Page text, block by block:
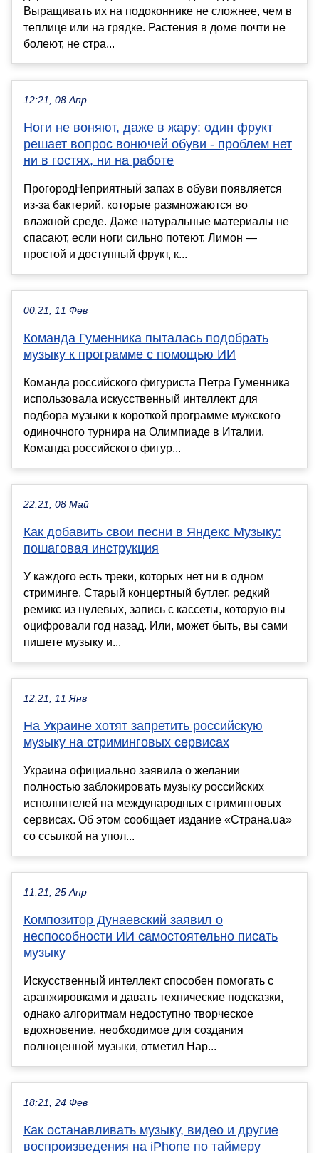
Выращивать их на подоконнике не сложнее, чем в
теплице или на грядке. Растения в доме почти не
болеют, не стра...
12:21, 08 Апр
Ноги не воняют, даже в жару: один фрукт
решает вопрос вонючей обуви - проблем нет
ни в гостях, ни на работе
ПрогородНеприятный запах в обуви появляется
из-за бактерий, которые размножаются во
влажной среде. Даже натуральные материалы не
спасают, если ноги сильно потеют. Лимон —
простой и доступный фрукт, к...
00:21, 11 Фев
Команда Гуменника пыталась подобрать
музыку к программе с помощью ИИ
Команда российского фигуриста Петра Гуменника
использовала искусственный интеллект для
подбора музыки к короткой программе мужского
одиночного турнира на Олимпиаде в Италии.
Команда российского фигур...
22:21, 08 Май
Как добавить свои песни в Яндекс Музыку:
пошаговая инструкция
У каждого есть треки, которых нет ни в одном
стриминге. Старый концертный бутлег, редкий
ремикс из нулевых, запись с кассеты, которую вы
оцифровали год назад. Или, может быть, вы сами
пишете музыку и...
12:21, 11 Янв
На Украине хотят запретить российскую
музыку на стриминговых сервисах
Украина официально заявила о желании
полностью заблокировать музыку российских
исполнителей на международных стриминговых
сервисах. Об этом сообщает издание «Страна.ua»
со ссылкой на упол...
11:21, 25 Апр
Композитор Дунаевский заявил о
неспособности ИИ самостоятельно писать
музыку
Искусственный интеллект способен помогать с
аранжировками и давать технические подсказки,
однако алгоритмам недоступно творческое
вдохновение, необходимое для создания
полноценной музыки, отметил Нар...
18:21, 24 Фев
Как останавливать музыку, видео и другие
воспроизведения на iPhone по таймеру